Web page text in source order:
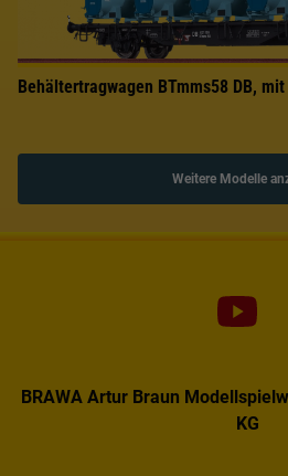
Behältertragwagen BTmms58 DB,
Weitere Modelle
BRAWA Artur Braun
KG